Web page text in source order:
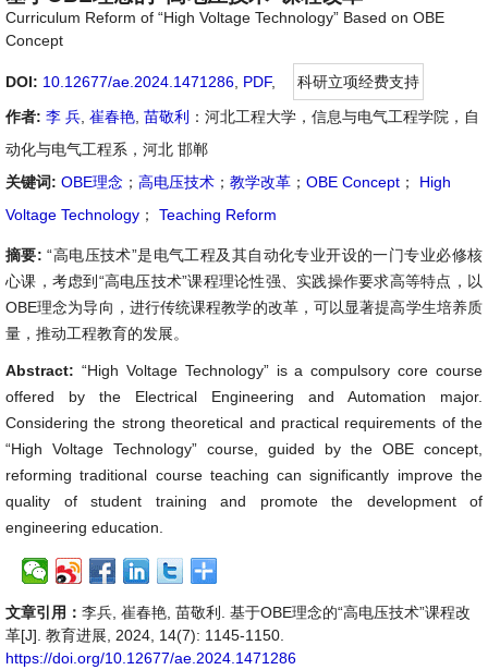
Curriculum Reform of “High Voltage Technology” Based on OBE
Concept
DOI: 10.12677/ae.2024.1471286 PDF,
科研立项经费支持
作者: 李 兵 崔春艳 苗敬利
：河北工程大学，信息与电气工程学院，自
动化与电气工程系，河北 邯郸
关键词: OBE理念 ； 高电压技术 ； 教学改革 ； OBE Concept ；
High
Voltage Technology ； Teaching Reform
摘要:“高电压技术”是电气工程及其自动化专业开设的一门专业必修核
心课，考虑到“高电压技术”课程理论性强、实践操作要求高等特点，以
OBE理念为导向，进行传统课程教学的改革，可以显著提高学生培养质
量，推动工程教育的发展。
Abstract: “High Voltage Technology” is a compulsory core course
offered by the Electrical Engineering and Automation major.
Considering the strong theoretical and practical requirements of the
“High Voltage Technology” course, guided by the OBE concept,
reforming traditional course teaching can significantly improve the
quality of student training and promote the development of
engineering education.
文章引用： 李兵, 崔春艳, 苗敬利. 基于OBE理念的“高电压技术”课程改
革[J]. 教育进展, 2024, 14(7): 1145-1150.
https://doi.org/10.12677/ae.2024.1471286